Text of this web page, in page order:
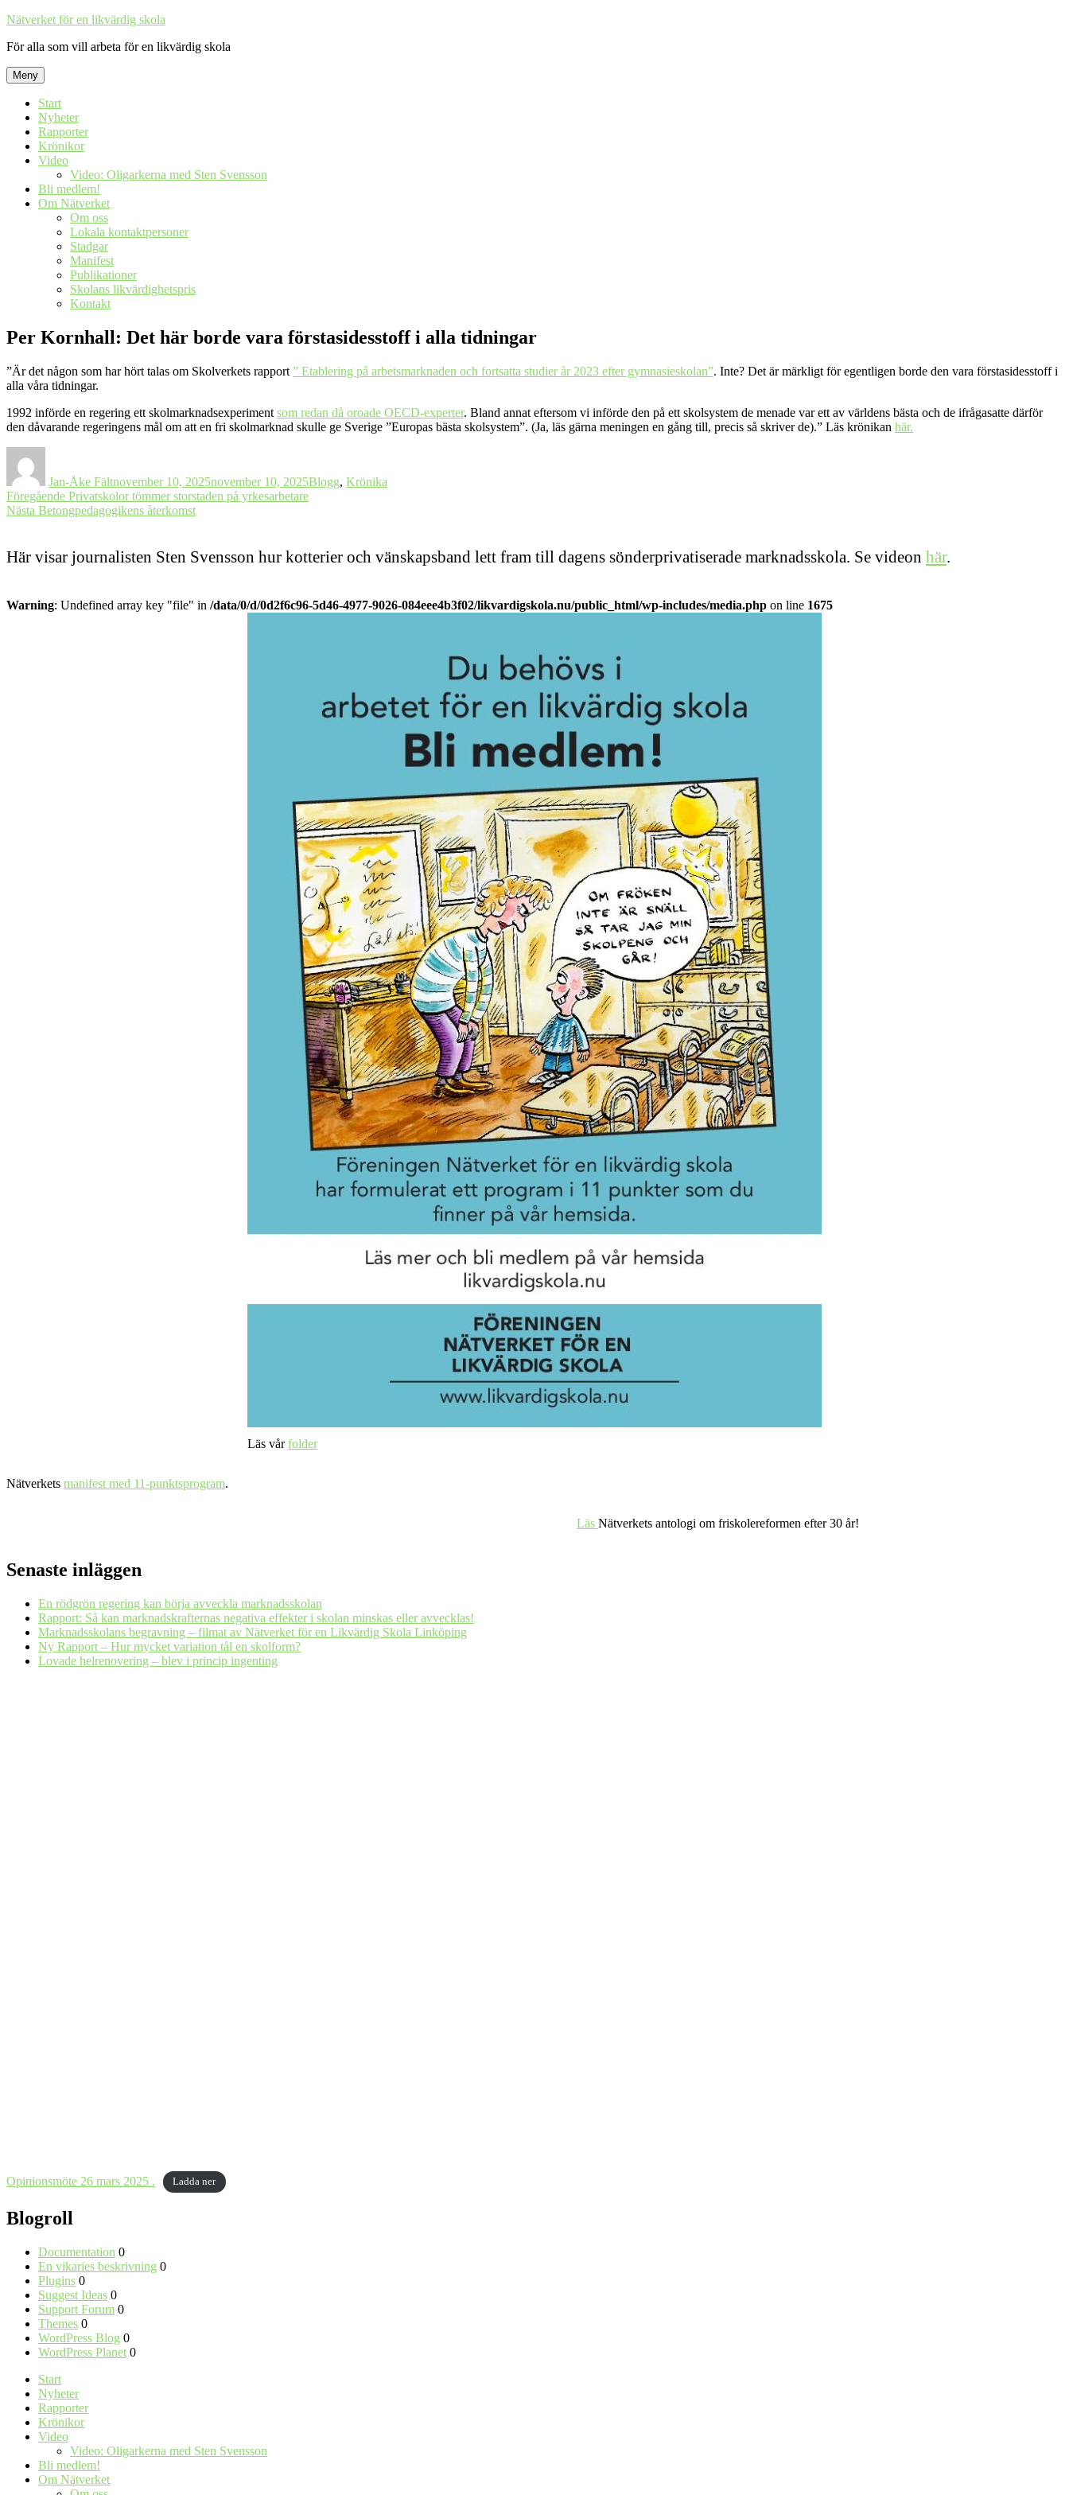
Hoppa
innehåll
Nätverket för en likvärdig skola
För alla som vill arbeta för en likvärdig skola
Meny
Start
Nyheter
Rapporter
Krönikor
Video
Video: Oligarkerna med Sten Svensson
Bli medlem!
Om Nätverket
Om oss
Lokala kontaktpersoner
Stadgar
Manifest
Publikationer
Skolans likvärdighetspris
Kontakt
Per Kornhall: Det här borde vara förstasidesstoff i alla tidningar
”Är det någon som har hört talas om Skolverkets rapport ” Etablering på arbetsmarknaden och fortsatta studier år 2023 efter gymnasieskolan”. Inte? Det är märkligt för egentligen borde den vara förstasidesstoff i
alla våra tidningar.
1992 införde en regering ett skolmarknadsexperiment som redan då oroade OECD-experter. Bland annat eftersom vi införde den på ett skolsystem de menade var ett av världens bästa och de ifrågasatte därför
den dåvarande regeringens mål om att en fri skolmarknad skulle ge Sverige ”Europas bästa skolsystem”. (Ja, läs gärna meningen en gång till, precis så skriver de).” Läs krönikan här.
Jan-Åke Fältnovember 10, 2025november 10, 2025Blogg, Krönika
Inläggsnavigering
Föregående Föregående
inlägg:
Privatskolor tömmer storstaden på yrkesarbetare
Nästa Nästa
Betongpedagogikens återkomst
Här visar journalisten Sten Svensson hur kotterier och vänskapsband lett fram till dagens sönderprivatiserade marknadsskola. Se videon här.
Warning: Undefined array key "file" in /data/0/d/0d2f6c96-5d46-4977-9026-084eee4b3f02/likvardigskola.nu/public_html/wp-includes/media.php on line 1675
Läs vårfolder
Nätverkets manifest med 11-punktsprogram.
LäsNätverkets antologi om friskolereformen efter 30 år!
Senaste inläggen
En rödgrön regering kan börja avveckla marknadsskolan
Rapport: Så kan marknadskrafternas negativa effekter i skolan minskas eller avvecklas!
Marknadsskolans begravning – filmat av Nätverket för en Likvärdig Skola Linköping
Ny Rapport – Hur mycket variation tål en skolform?
Lovade helrenovering – blev i princip ingenting
Opinionsmöte 26 mars 2025 . Ladda ner
Blogroll
Documentation 0
En vikaries beskrivning 0
Plugins 0
Suggest Ideas 0
Support Forum 0
Themes 0
WordPress Blog 0
WordPress Planet 0
Start
Nyheter
Rapporter
Krönikor
Video
Video: Oligarkerna med Sten Svensson
Bli medlem!
Om Nätverket